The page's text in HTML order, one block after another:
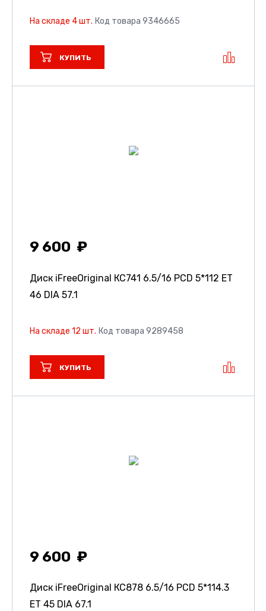
На складе 4 шт. Код товара 9346665
КУПИТЬ
9 600
Диск iFreeOriginal КС741 6.5/16 PCD 5*112 ET
46 DIA 57.1
На складе 12 шт. Код товара 9289458
КУПИТЬ
9 600
Диск iFreeOriginal КС878 6.5/16 PCD 5*114.3
ET 45 DIA 67.1